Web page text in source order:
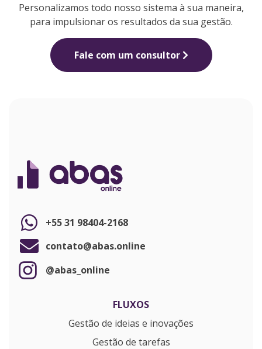
Personalizamos todo nosso sistema à sua maneira,
para impulsionar os resultados da sua gestão.
Fale com um consultor
+55 31 98404-2168
contato@abas.online
@abas_online
FLUXOS
Gestão de ideias e inovações
Gestão de tarefas